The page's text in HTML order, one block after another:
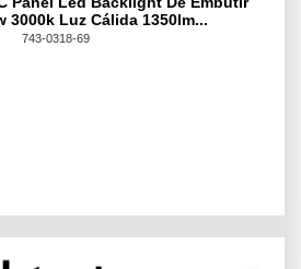
3000k Luz Cálida 1350lm...
743-0318-69